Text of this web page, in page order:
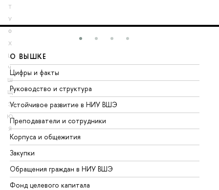
Т
У
Ф
Х
Ц
Ч
Ш
Щ
Э
Ю
Я
О ВЫШКЕ
Цифры и факты
Руководство и структура
Устойчивое развитие в НИУ ВШЭ
Преподаватели и сотрудники
Корпуса и общежития
Закупки
Обращения граждан в НИУ ВШЭ
Фонд целевого капитала